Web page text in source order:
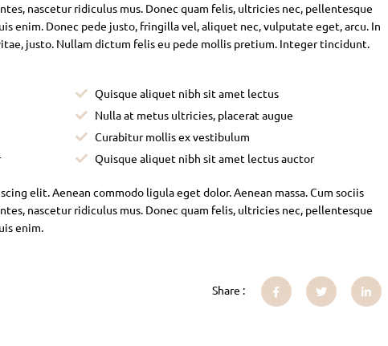
nascetur ridiculus mus. Donec quam felis, ultricies nec, pellentesque
enim. Donec pede justo, fringilla vel, aliquet nec, vulputate eget, arcu. In
justo. Nullam dictum felis eu pede mollis pretium. Integer tincidunt.
Quisque aliquet nibh sit amet lectus
Nulla at metus ultricies, placerat augue
Curabitur mollis ex vestibulum
Quisque aliquet nibh sit amet lectus auctor
elit. Aenean commodo ligula eget dolor. Aenean massa. Cum sociis
nascetur ridiculus mus. Donec quam felis, ultricies nec, pellentesque
enim.
Share :